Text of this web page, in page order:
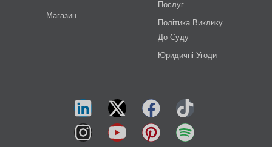
Магазин
Послуг
Політика Виклику
До Суду
Юридичні Угоди